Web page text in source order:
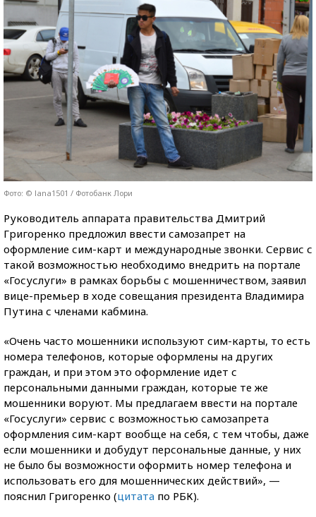
Фото: © lana1501 / Фотобанк Лори
Руководитель аппарата правительства Дмитрий
Григоренко предложил ввести самозапрет на
оформление сим-карт и международные звонки. Сервис с
такой возможностью необходимо внедрить на портале
«Госуслуги» в рамках борьбы с мошенничеством, заявил
вице-премьер в ходе совещания президента Владимира
Путина с членами кабмина.
«Очень часто мошенники используют сим-карты, то есть
номера телефонов, которые оформлены на других
граждан, и при этом это оформление идет с
персональными данными граждан, которые те же
мошенники воруют. Мы предлагаем ввести на портале
«Госуслуги» сервис с возможностью самозапрета
оформления сим-карт вообще на себя, с тем чтобы, даже
если мошенники и добудут персональные данные, у них
не было бы возможности оформить номер телефона и
использовать его для мошеннических действий», —
пояснил Григоренко (цитата по РБК).